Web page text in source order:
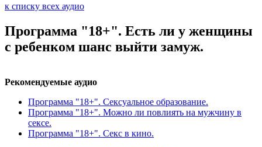
к списку всех аудио
Программа "18+". Есть ли у женщины
с ребенком шанс выйти замуж.
Рекомендуемые аудио
Программа "18+". Сексуальное образование.
Программа "18+". Можно ли повлиять на мужчину в
сексе.
Программа "18+". Секс в кино.